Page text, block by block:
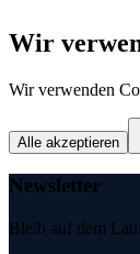
Wir
Wir verwenden
Alle akzeptieren
Newsletter
Bleib auf dem